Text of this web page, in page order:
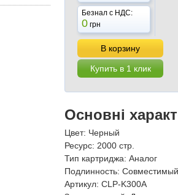
Безнал с НДС:
0 грн
В корзину
Купить в 1 клик
Основні
Цвет: Черный
Ресурс: 2000 стр.
Тип картриджа: Аналог
Подлинность: Совместимый
Артикул: CLP-K300A